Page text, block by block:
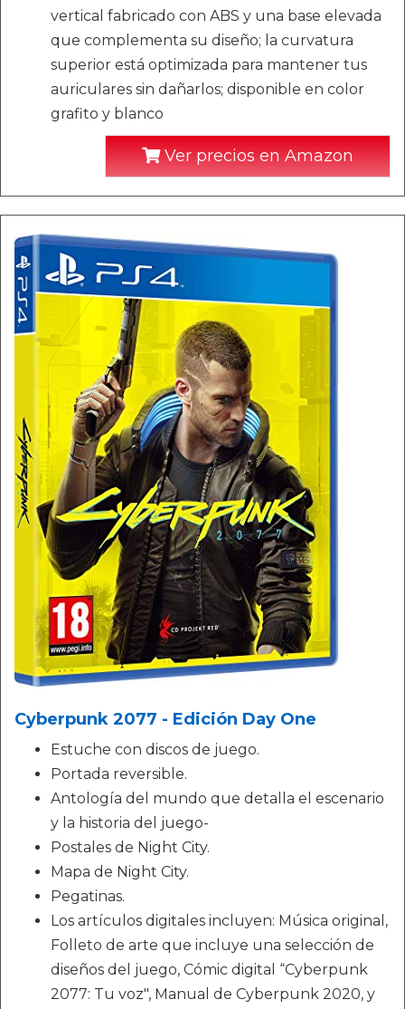
vertical fabricado con ABS y una base elevada
que complementa su diseño; la curvatura
superior está optimizada para mantener tus
auriculares sin dañarlos; disponible en color
grafito y blanco
Ver precios en Amazon
Cyberpunk 2077 - Edición Day One
Estuche con discos de juego.
Portada reversible.
Antología del mundo que detalla el escenario
y la historia del juego-
Postales de Night City.
Mapa de Night City.
Pegatinas.
Los artículos digitales incluyen: Música original,
Folleto de arte que incluye una selección de
diseños del juego, Cómic digital “Cyberpunk
2077: Tu voz", Manual de Cyberpunk 2020, y